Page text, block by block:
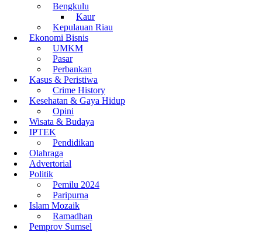
Bengkulu
Kaur
Kepulauan Riau
Ekonomi Bisnis
UMKM
Pasar
Perbankan
Kasus & Peristiwa
Crime History
Kesehatan & Gaya Hidup
Opini
Wisata & Budaya
IPTEK
Pendidikan
Olahraga
Advertorial
Politik
Pemilu 2024
Paripurna
Islam Mozaik
Ramadhan
Pemprov Sumsel